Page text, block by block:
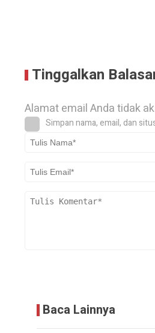
Tinggalkan
Alamat email Anda tidak
Simpan nama, email, dan
Baca Lainnya